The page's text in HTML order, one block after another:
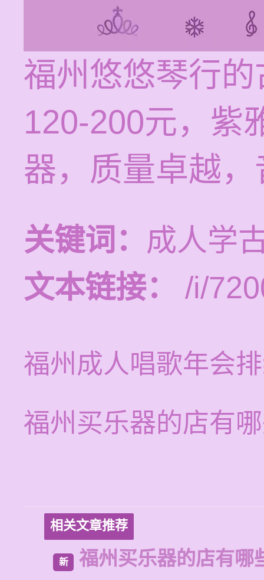
福州悠悠琴行
120-200元，紫
器，质量卓越
关键词： 成人学
文本链接：
/i/
福州成人唱歌年会
福州买乐器的店有
相关文章推荐
新 福州买乐器的店有哪